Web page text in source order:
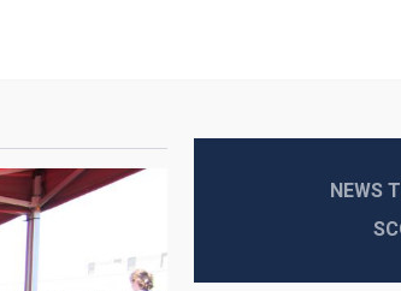
NEWS